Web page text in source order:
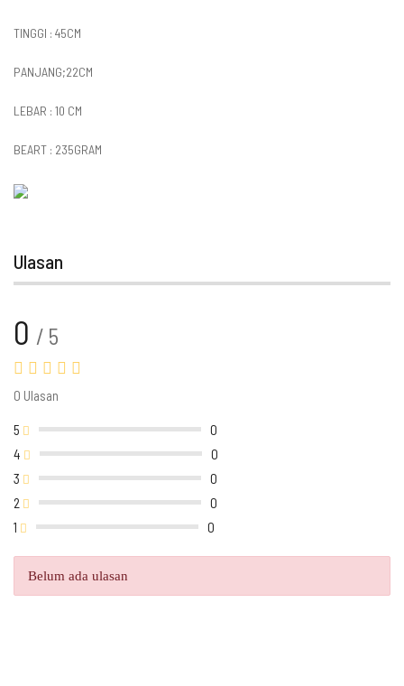
TINGGI : 45CM
PANJANG;22CM
LEBAR : 10 CM
BEART : 235GRAM
Ulasan
0 / 5
0 Ulasan
5
0
4
0
3
0
2
0
1
0
Belum ada ulasan